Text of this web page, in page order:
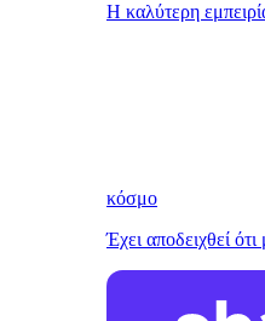
Η καλύτερη
κόσμο
Έχει αποδειχθεί